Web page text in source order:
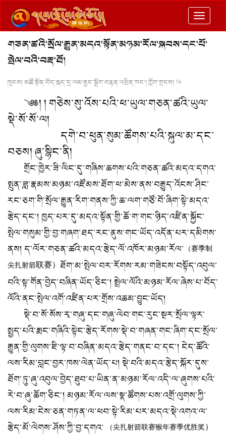
切
换
导
གཅན་ཚའི་སྲོལ་རྒྱུན་མདའ་སྟོན་མཉམ་རོལ་སྐབས་དང་པོ་
སྤེལ་བའི་བརྡ་ཐོ།
ཁུངས། མཚོ་སྔོན་བོད་སྐད་དྲ་ལམ་རྒྱང་སྒྲོག་བརྙན་འཕྲིན་ཁང་། ཀློག་གྲངས།76
༄༅། ། གཅེས་སུ་འོས་པའི་ཕ་ཡུལ་གཅན་ཚའི་ཡུལ་
སྡེ་སོ་སོ་ལ།
དགེ་བ་ཕུན་སུམ་ཚོགས་པའི་སྐུལ་མ་དང་
བཅས། ཞུ་སྙིང་ནི།
གྲོང་ཁྱེར་ཟི་ལིང་དུ་གཞིས་ཆགས་པའི་གཅན་ཚའི་མདའ་དགའ་
སྤུན་ཟླ་རྣམས་མཉམ་འཛོམས་ཐོག་ཕ་མེས་ནས་བརྒྱུད་འོངས་ཤིང་
རང་ཅག་གི་སྲོལ་རྒྱུན་རིག་གནས་ཀྱི་ཆ་ལག་གཙོ་བོ་ཞིག་སྟེ་མདའ་
རྩེད་དང་། ཁྱད་པར་དུ་མདའ་སྟོན་གྱི་ཆོ་ག་གང་ཉིད་འཛིན་སྐྱོང་
སྤེལ་གསུམ་གྱི་བྱ་གཞག་ཐད་རང་ནུས་གང་ཡོད་འདོན་པར་དམིགས་
ནས། ད་ལོར་གཅན་ཚའི་མདའ་རྩེད་ལོ་འཁོར་མཉམ་རོལ་ （赛季制
尖扎射箭联赛）ཐོག་མ་སྤེལ་བར་རོགས་རམ་གཟེངས་བསྟོད་འབུལ་
བའི་སྟ་གོན་བྱེད་བཞིན་ཡོད་ཅིང་། སྤྲེལ་ལོའི་མཉམ་རོལ་ཞེས་པ་བོད་
ལོའི་ནང་སྤེལ་འགོ་འཛིན་པར་གྲོས་འཆམ་བྱུང་ཡོད།
སྡེ་བ་སོ་སོས་རྭ་གཞུ་དང་གཞུ་ལེབ་གང་རུང་སྔར་སྲོལ་ལྟར་
སྤྱད་པའི་རྨང་གཞིའི་སྟེང་རྩེད་རོགས་སྡེ་བ་གཞན་གང་ཞིག་དང་སྲོལ་
རྒྱུན་གྱི་ལུགས་ཇི་ལྟ་བ་བཞིན་མདའ་རྩེད་གནང་བ་དང་། ངེད་ཚོའི་
ལས་རིམ་བླང་བྱར་ཁས་ལེན་ཡོད་པ། སྡེ་བའི་མདའ་རྩེད་སྐོར་དུས་
ཐོག་ཏུ་ཞུ་འབུལ་བྱེད་ཐུབ་པ་ཡིན་ན་མཉམ་རོལ་འདི་ལ་ཞུགས་པའི་
རེ་བ་ཞུ་ཆོག་ཅིང་། མཉམ་རོལ་ལས་སྣ་ཚོགས་པས་འགྲོ་ལུགས་ཀྱི་
ལས་རིམ་ངེས་ཅན་གཏན་ལ་ཕབ་སྟེ་རིམ་པར་མདའ་སྡེ་འགའ་ལ་
རྩེད་མོ་ལེགས་ཤོས་ཀྱི་བྱ་དགའ་
（尖扎射箭联赛猴年赛季优胜奖）